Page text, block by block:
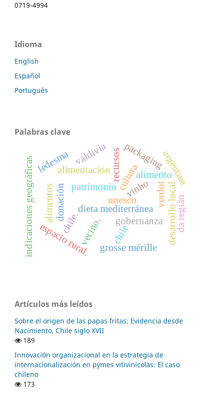
0719-4994
Idioma
English
Español
Português
Palabras clave
alimentación
patrimoniocultura
unesco
dieta mediterránea
alimento
donación
vecino. gobernanza desarrollo local
recursos
espacio rural.
indicaciones geográficas argentina
chile. chile
verdot
grosse mérille
valdivia
ledesma
alimentos vinho
da região
packaging
Artículos más leídos
Sobre el origen de las papas fritas: Evidencia desde
Nacimiento, Chile siglo XVII
189
Innovación organizacional en la estrategia de
internacionalización en pymes vitivinícolas: El caso
chileno
173